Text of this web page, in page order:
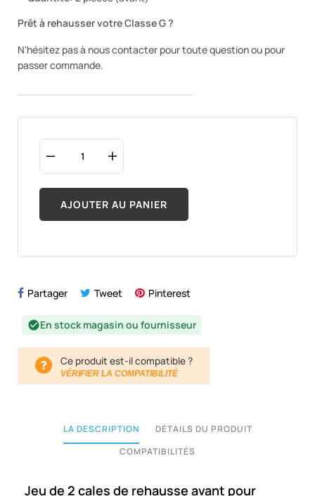
Prêt à rehausser votre Classe G ?
N'hésitez pas à nous contacter pour toute question ou pour
passer commande.
AJOUTER AU PANIER
Partager Tweet Pinterest
check_circleEn stock magasin ou fournisseur
Ce produit est-il compatible ?
VÉRIFIER LA COMPATIBILITÉ
LA DESCRIPTION
DÉTAILS DU PRODUIT
COMPATIBILITÉS
Jeu de 2 cales de rehausse avant pour